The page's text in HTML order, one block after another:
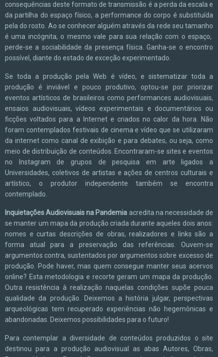
consequências deste formato de transmissão é a perda da escala e
da partilha do espaço físico, a performance do corpo é substituída
pela do rosto. Ao se conhecer alguém através da rede seu tamanho
é uma incógnita, o mesmo vale para sua relação com o espaço,
perde-se a sociabilidade da presença física. Ganha-se o encontro
possível, diante do estado de exceção experimentado.
Se toda a produção pela Web é vídeo, e sistematizar toda a
produção é inviável e pouco produtivo, optou-se por priorizar
eventos artísticos de brasileiros como performances audiovisuais,
ensaios audiovisuais, vídeos experimentais e documentários ou
ficções voltados para a Internet e criados no calor da hora. Não
foram contemplados festivais de cinema e vídeo que se utilizaram
da internet como canal de exibição e para debates, ou seja, como
meio de distribuição de conteúdos. Encontraram-se sites e eventos
no Instagram de grupos de pesquisa em arte ligados a
Universidades, coletivos de artistas e ações de centros culturais e
artístico, o produtor independente também se encontra
contemplado.
Inquietações Audiovisuais na Pandemia acredita na necessidade de
se manter um mapa da produção criada durante aqueles dois anos:
nomes e curtas descrições de obras, realizadores e links são a
forma atual para a preservação das referências. Ouvem-se
argumentos contra, sustentados por argumentos sobre excesso de
produção. Pode haver, mas quem consegue manter seus acervos
online? Esta metodologia e recorte geram um mapa da produção.
Outra resistência à realização naquelas condições supõe pouca
qualidade da produção. Deixemos a história julgar, perspectivas
arqueológicas tem recuperado experiências não hegemônicas e
abandonadas. Deixemos possibilidades para o futuro!
Para contemplar a diversidade de conteúdos produzidos o site
destinou para a produção audiovisual as abas Autores, Obras,